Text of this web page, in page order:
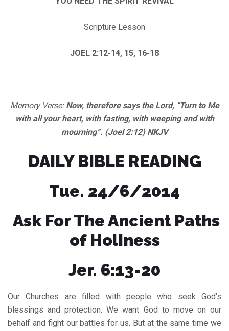
Scripture Lesson
JOEL 2:12-14, 15, 16-18
Memory Verse:Now, therefore says the Lord, “Turn to Me
with all your heart, with fasting, with weeping and with
mourning”. (Joel 2:12) NKJV
DAILY BIBLE READING
Tue. 24/6/2014
Ask For The Ancient Paths
of Holiness
Jer. 6:13-20
Our Churches are filled with people who seek God’s
blessings and protection. We want God to move on our
behalf and fight our battles for us. But at the same time we